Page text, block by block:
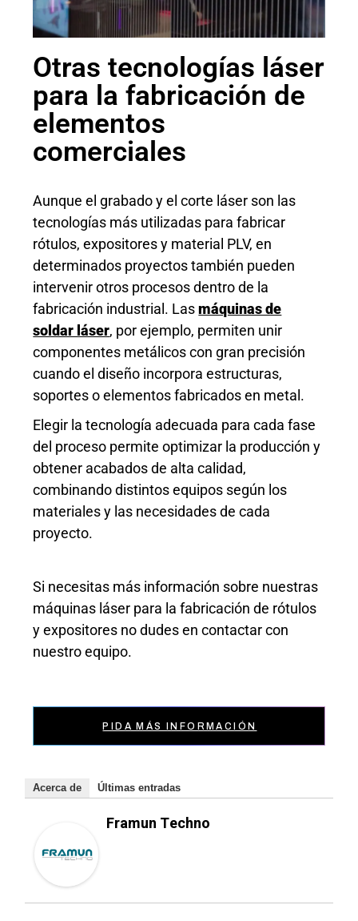
Otras tecnologías láser
para la fabricación de
elementos
comerciales
Aunque el grabado y el corte láser son las
tecnologías más utilizadas para fabricar
rótulos, expositores y material PLV, en
determinados proyectos también pueden
intervenir otros procesos dentro de la
fabricación industrial. Lasmáquinas de
soldar láser, por ejemplo, permiten unir
componentes metálicos con gran precisión
cuando el diseño incorpora estructuras,
soportes o elementos fabricados en metal.
Elegir la tecnología adecuada para cada fase
del proceso permite optimizar la producción y
obtener acabados de alta calidad,
combinando distintos equipos según los
materiales y las necesidades de cada
proyecto.
Si necesitas más información sobre nuestras
máquinas láser para la fabricación de rótulos
y expositores no dudes en contactar con
nuestro equipo.
PIDA MÁS INFORMACIÓN
Acerca de Últimas entradas
Framun Techno